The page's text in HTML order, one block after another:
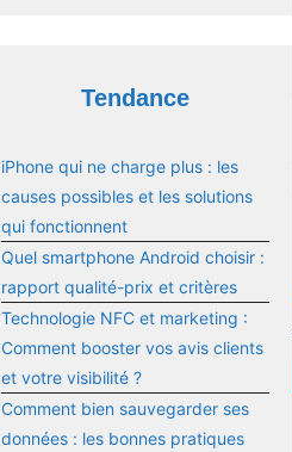
Tendance
iPhone qui ne charge plus : les
causes possibles et les solutions
qui fonctionnent
Quel smartphone Android choisir :
rapport qualité-prix et critères
Technologie NFC et marketing :
Comment booster vos avis clients
et votre visibilité ?
Comment bien sauvegarder ses
données : les bonnes pratiques